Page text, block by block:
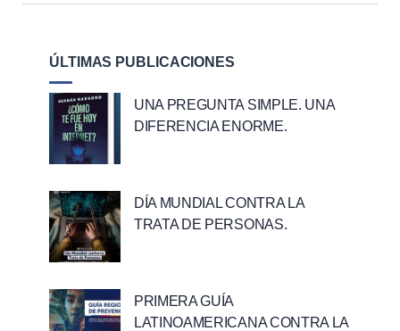
ÚLTIMAS PUBLICACIONES
UNA PREGUNTA SIMPLE. UNA
DIFERENCIA ENORME.
DÍA MUNDIAL CONTRA LA
TRATA DE PERSONAS.
PRIMERA GUÍA
LATINOAMERICANA CONTRA LA